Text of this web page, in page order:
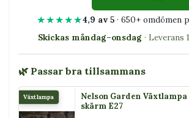
★★★★★4,9 av 5· 650+ omdömen
Skickas måndag–onsdag · Leverans
🌿 Passar bra tillsammans
Växtlampa
Nelson Garden Växtlampa
skärm E27